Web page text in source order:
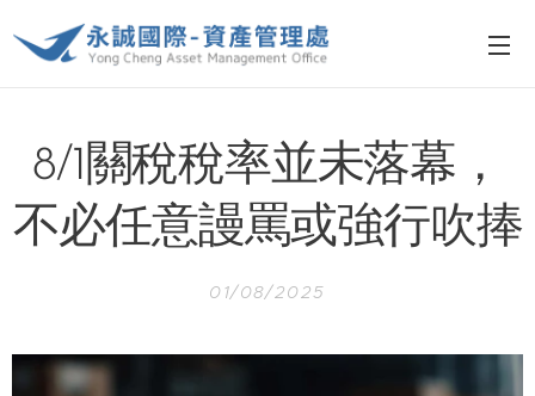
8/1關稅稅率並未落幕，
不必任意謾罵或強行吹捧
01/08/2025